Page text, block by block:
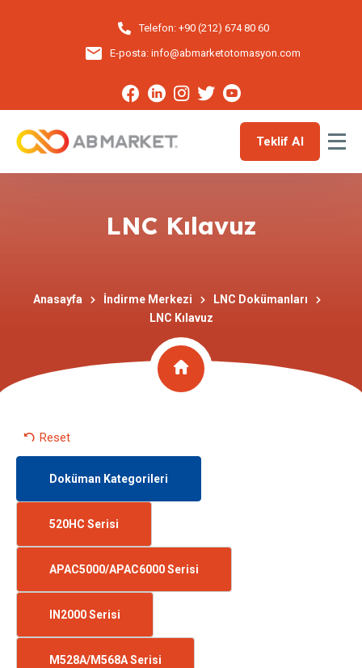
Telefon: +90 (212) 674 80 60
E-posta: info@abmarketotomasyon.com
Teklif Al
LNC Kılavuz
Anasayfa İndirme Merkezi
LNC Dokümanları
LNC Kılavuz
Reset
Doküman Kategorileri
520HC Serisi
APAC5000/APAC6000 Serisi
IN2000 Serisi
M528A/M568A Serisi